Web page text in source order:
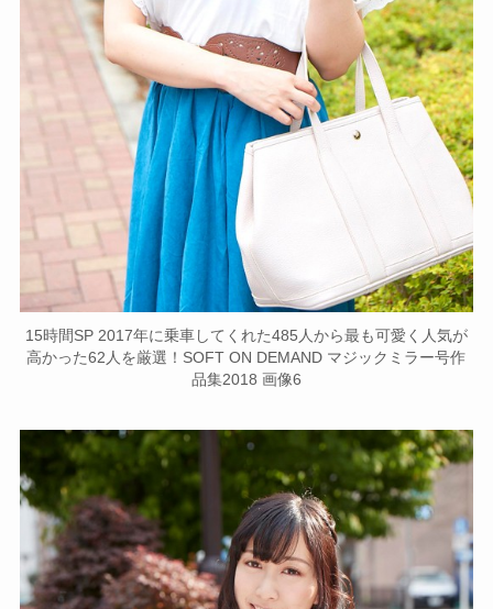
15時間SP 2017年に乗車してくれた485人から最も可愛く人気が
高かった62人を厳選！SOFT ON DEMAND マジックミラー号作
品集2018 画像6